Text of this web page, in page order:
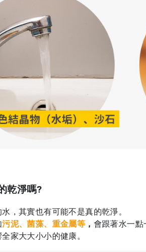
乾淨嗎?
，其實也有可能不是真的乾淨。
污泥、菌藻、重金屬等 ， 會跟著水一點
家大大小小的健康。